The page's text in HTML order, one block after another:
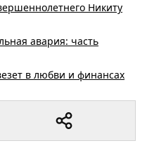
Никиту
авария: часть
в любви и финансах